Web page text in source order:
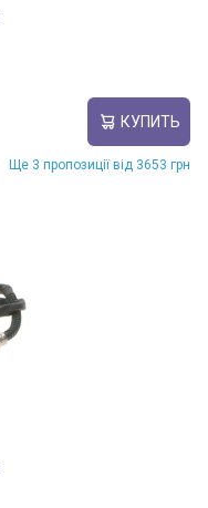
КУПИТЬ
Ще 3 пропозиції від 3653 грн